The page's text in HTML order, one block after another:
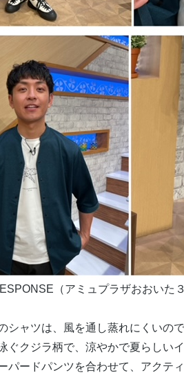
（アミュプラザおおいた３
シャツは、風を通し蒸れにくいの
ぐクジラ柄で、涼やかで夏らしいイ
パードパンツを合わせて、アクテ